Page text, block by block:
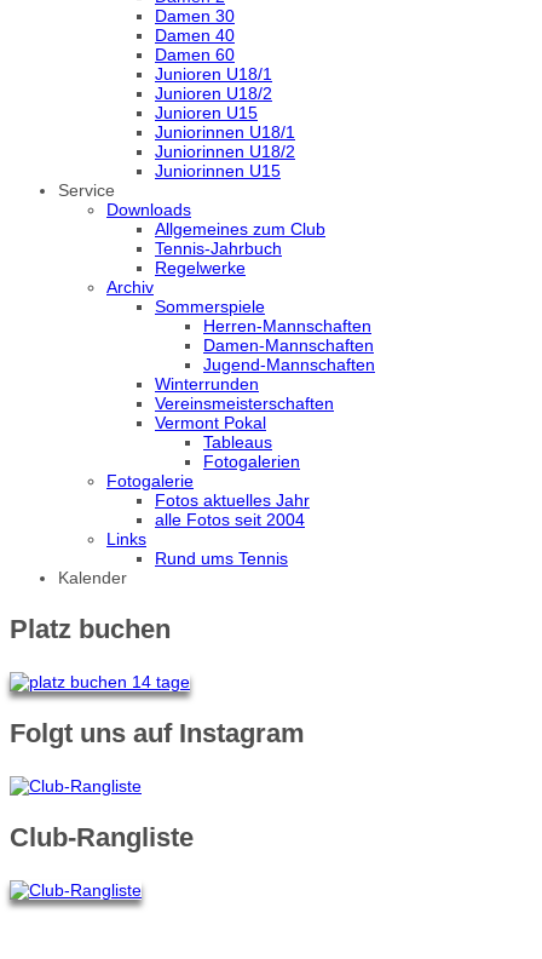
Damen 30
Damen 40
Damen 60
Junioren U18/1
Junioren U18/2
Junioren U15
Juniorinnen U18/1
Juniorinnen U18/2
Juniorinnen U15
Service
Downloads
Allgemeines zum Club
Tennis-Jahrbuch
Regelwerke
Archiv
Sommerspiele
Herren-Mannschaften
Damen-Mannschaften
Jugend-Mannschaften
Winterrunden
Vereinsmeisterschaften
Vermont Pokal
Tableaus
Fotogalerien
Fotogalerie
Fotos aktuelles Jahr
alle Fotos seit 2004
Links
Rund ums Tennis
Kalender
Platz buchen
Folgt uns auf Instagram
Club-Rangliste